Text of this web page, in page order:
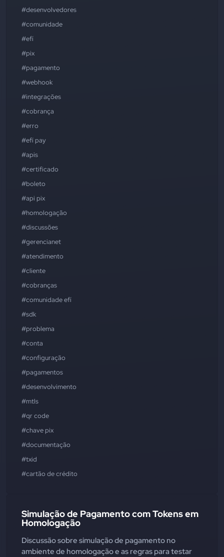
#desenvolvedores
#comunidade
#efí
#pix
#pagamento
#webhook
#integrações
#cobrança
#erro
#efí pay
#apis
#certificado
#boleto
#api pix
#homologação
#discussões
#gerencianet
#atendimento
#cliente
#cobranças
#comunidade efí
#sdk
#problema
#conta
#configuração
#pagamentos
#desenvolvimento
#mtls
#qr code
#chave pix
#documentação
#txid
#cartão de crédito
Simulação de Pagamento com Tokens em
Homologação
Discussão sobre simulação de pagamento no
ambiente de homologação e as regras para testar